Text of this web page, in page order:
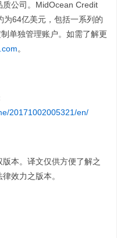
公司。MidOcean Credit
64亿美元，包括一系列的
单独管理账户。如需了解更
。
20171002005321/en/
本。译文仅供方便了解之
效力之版本。